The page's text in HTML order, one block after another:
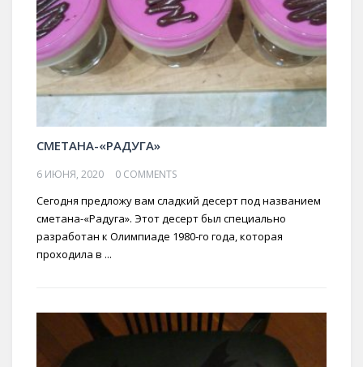
СМЕТАНА-«РАДУГА»
6 ИЮНЯ, 2020 0 COMMENTS
Сегодня предложу вам сладкий десерт под названием
сметана-«Радуга». Этот десерт был специально
разработан к Олимпиаде 1980-го года, которая
проходила в ...